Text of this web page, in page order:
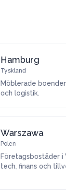
Hamburg
Tyskland
Möblerade
och logistik.
Warszawa
Polen
Företagsbostäder i
tech, finans och